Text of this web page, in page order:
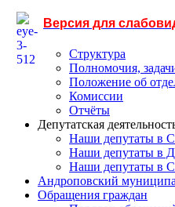
Версия для
Структура
Полномочия,
Положение об
Комиссии
Отчёты
Депутатская
Наши депутаты в
Наши депутаты в
Наши депутаты в
Андроповский
Обращения граждан